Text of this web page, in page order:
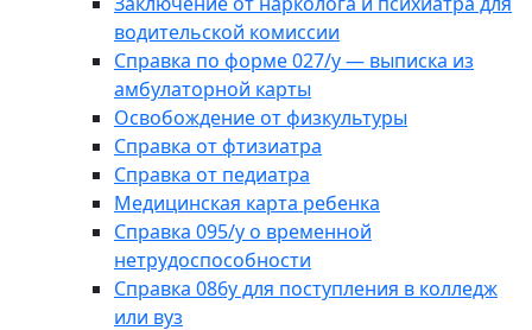
водительской комиссии
Справка по форме 027/у — выписка из
амбулаторной карты
Освобождение от физкультуры
Справка от фтизиатра
Справка от педиатра
Медицинская карта ребенка
Справка 095/у о временной
нетрудоспособности
Справка 086у для поступления в колледж
или вуз